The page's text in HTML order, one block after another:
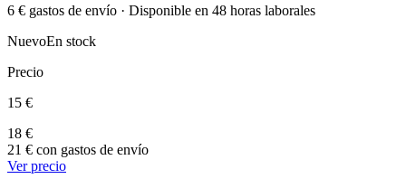
6 € gastos de envío · Disponible en 48 horas laborales
NuevoEn stock
Precio
15 €
18 €
21 € con gastos de envío
Ver precio